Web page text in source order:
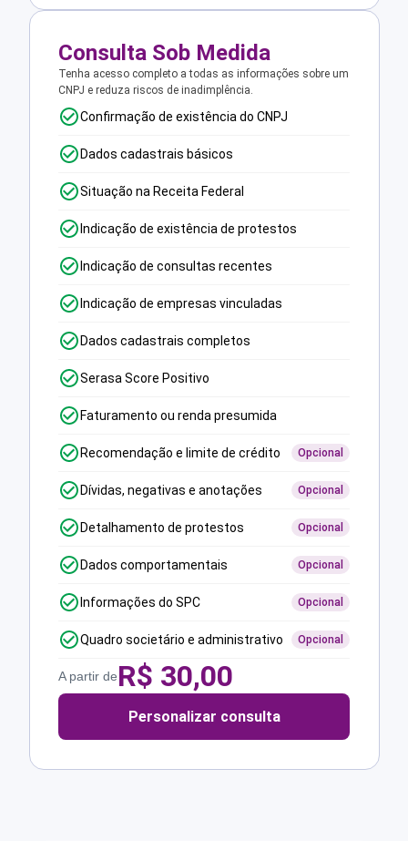
Consulta Sob Medida
Tenha acesso completo a todas as informações sobre um
CNPJ e reduza riscos de inadimplência.
Confirmação de existência do CNPJ
Dados cadastrais básicos
Situação na Receita Federal
Indicação de existência de protestos
Indicação de consultas recentes
Indicação de empresas vinculadas
Dados cadastrais completos
Serasa Score Positivo
Faturamento ou renda presumida
Recomendação e limite de crédito Opcional
Dívidas, negativas e anotações Opcional
Detalhamento de protestos Opcional
Dados comportamentais Opcional
Informações do SPC Opcional
Quadro societário e administrativo Opcional
A partir deR$ 30,00
Personalizar consulta